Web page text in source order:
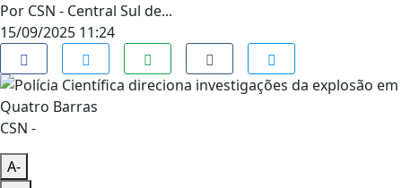
Por CSN - Central Sul de...
15/09/2025 11:24
CSN -
A-